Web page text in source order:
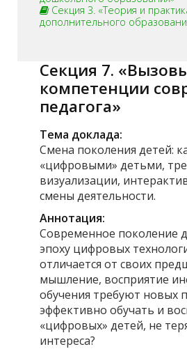
Секция 3. «Теория и
дополнительного
Секция 7.
компетенции
педагога»
Тема доклада:
Смена поколения детей:
«цифровыми» детьми,
визуализации,
смены деятельности.
Аннотация:
Современное поколение
эпоху цифровых
отличается от своих
мышление, восприятие
обучения требуют новых
эффективно обучать и
«цифровых» детей, не
интереса?